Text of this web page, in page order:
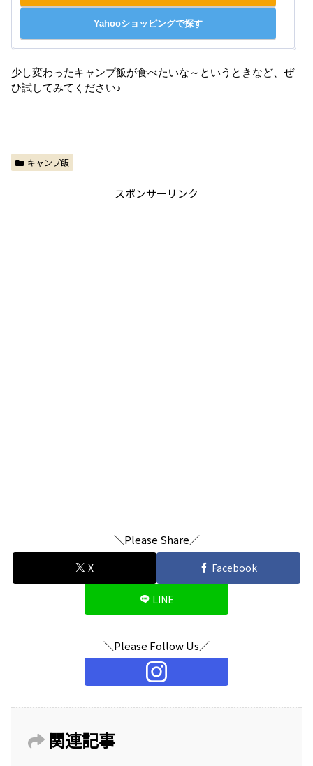
Yahooショッピングで探す
少し変わったキャンプ飯が食べたいな～というときなど、ぜ
ひ試してみてください♪
キャンプ飯
スポンサーリンク
＼Please Share／
X Facebook
LINE
＼Please Follow Us／
関連記事